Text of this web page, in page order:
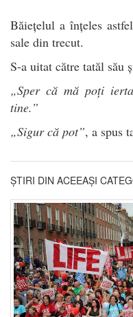
Băiețelul a înțeles
sale din trecut.
S-a uitat către tatăl său
„Sper că mă poți
tine.”
„Sigur că pot”, a spus
ȘTIRI DIN ACEEAȘI